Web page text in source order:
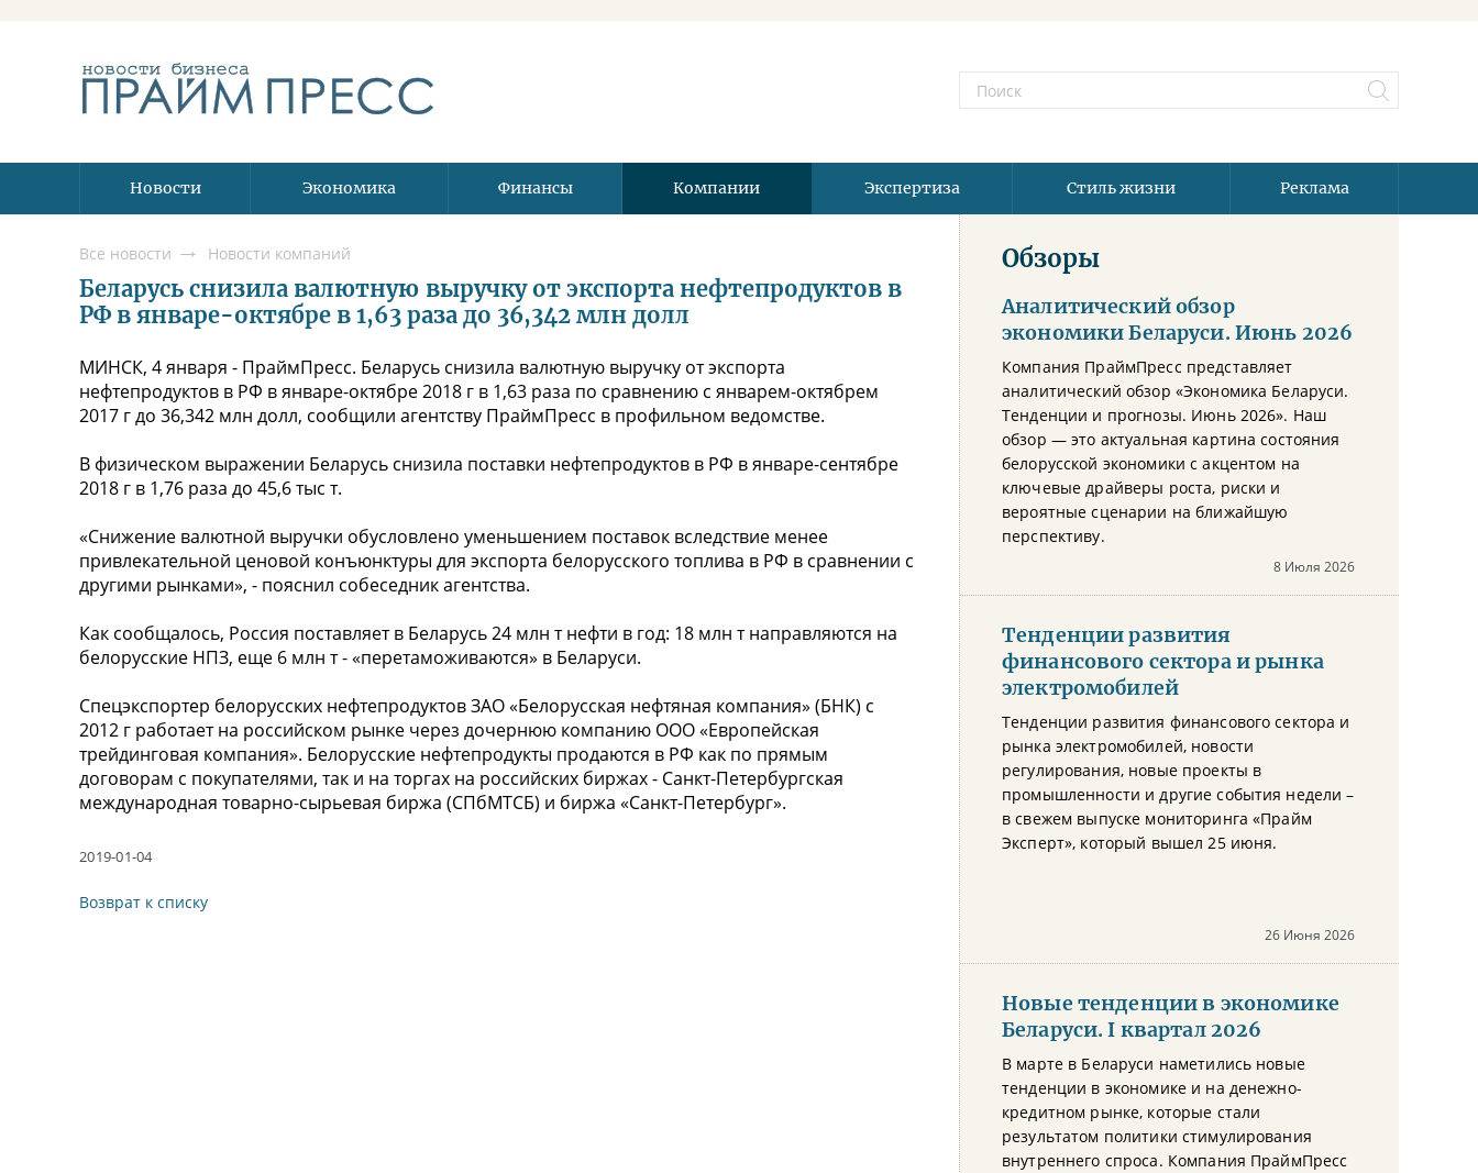
Новости Экономика Финансы Компании Экспертиза Стиль жизни Реклама
Все новости Новости компаний
Беларусь снизила валютную выручку от экспорта нефтепродуктов в
РФ в январе-октябре в 1,63 раза до 36,342 млн долл
МИНСК, 4 января - ПраймПресс. Беларусь снизила валютную выручку от экспорта
нефтепродуктов в РФ в январе-октябре 2018 г в 1,63 раза по сравнению с январем-октябрем
2017 г до 36,342 млн долл, сообщили агентству ПраймПресс в профильном ведомстве.
В физическом выражении Беларусь снизила поставки нефтепродуктов в РФ в январе-сентябре
2018 г в 1,76 раза до 45,6 тыс т.
«Снижение валютной выручки обусловлено уменьшением поставок вследствие менее
привлекательной ценовой конъюнктуры для экспорта белорусского топлива в РФ в сравнении с
другими рынками», - пояснил собеседник агентства.
Как сообщалось, Россия поставляет в Беларусь 24 млн т нефти в год: 18 млн т направляются на
белорусские НПЗ, еще 6 млн т - «перетаможиваются» в Беларуси.
Спецэкспортер белорусских нефтепродуктов ЗАО «Белорусская нефтяная компания» (БНК) с
2012 г работает на российском рынке через дочернюю компанию ООО «Европейская
трейдинговая компания». Белорусские нефтепродукты продаются в РФ как по прямым
договорам с покупателями, так и на торгах на российских биржах - Санкт-Петербургская
международная товарно-сырьевая биржа (СПбМТСБ) и биржа «Санкт-Петербург».
2019-01-04
Возврат к списку
Обзоры
Аналитический обзор
экономики Беларуси. Июнь 2026
Компания ПраймПресс представляет
аналитический обзор «Экономика Беларуси.
Тенденции и прогнозы. Июнь 2026». Наш
обзор — это актуальная картина состояния
белорусской экономики с акцентом на
ключевые драйверы роста, риски и
вероятные сценарии на ближайшую
перспективу.
8 Июля 2026
Тенденции развития
финансового сектора и рынка
электромобилей
Тенденции развития финансового сектора и
рынка электромобилей, новости
регулирования, новые проекты в
промышленности и другие события недели –
в свежем выпуске мониторинга «Прайм
Эксперт», который вышел 25 июня.
26 Июня 2026
Новые тенденции в экономике
Беларуси. I квартал 2026
В марте в Беларуси наметились новые
тенденции в экономике и на денежно-
кредитном рынке, которые стали
результатом политики стимулирования
внутреннего спроса. Компания ПраймПресс